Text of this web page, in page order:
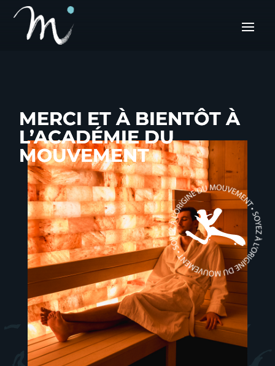
MERCI ET À BIENTÔT À
L’ACADÉMIE DU
MOUVEMENT
MERCI ET À BIENTÔT À
L’ACADÉMIE DU
MOUVEMENT